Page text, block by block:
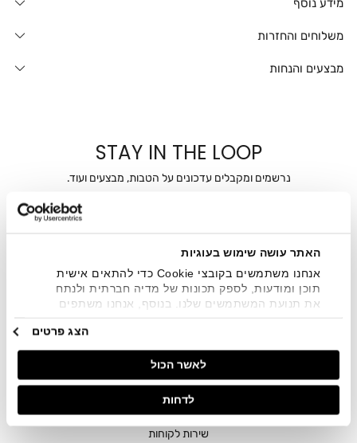
האתר עושה שימוש בעוגיות
אנחנו משתמשים בקובצי Cookie כדי להתאים אישית
תוכן ומודעות, לספק תכונות של מדיה חברתית ולנתח
את תנועת המשתמשים שלנו. בנוסף, אנחנו משתפים
מתחומי המדיה החברתית, הפרסום וניתוח הנתונים.
גורמים אלה עשויים לשלב את הנתונים האלה עם מידע
אחר שסיפקתם או שהם אספו בעקבות השימוש שעשיתם
בשירותים שלהם.
הצג פרטים
לאשר הכול
לדחות
מידע נוסף
משלוחים והחזרות
מבצעים והנחות
STAY IN THE LOOP
נרשמים ומקבלים עדכונים על הטבות, מבצעים ועוד.
שיווקיים בכלל פרטי הקשר המצויים בידי החברה ובכלל זה דוא"ל
SMS ועוד. המידע ייאסף בהתאם למדיניות הפרטיות של החברה.
"צפייה במדיניות הפרטיות".
חנויות
שירות לקוחות